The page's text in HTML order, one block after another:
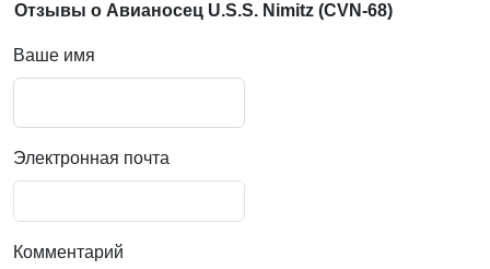
Отзывы о Авианосец U.S.S. Nimitz (CVN-68)
Ваше имя
Электронная почта
Комментарий